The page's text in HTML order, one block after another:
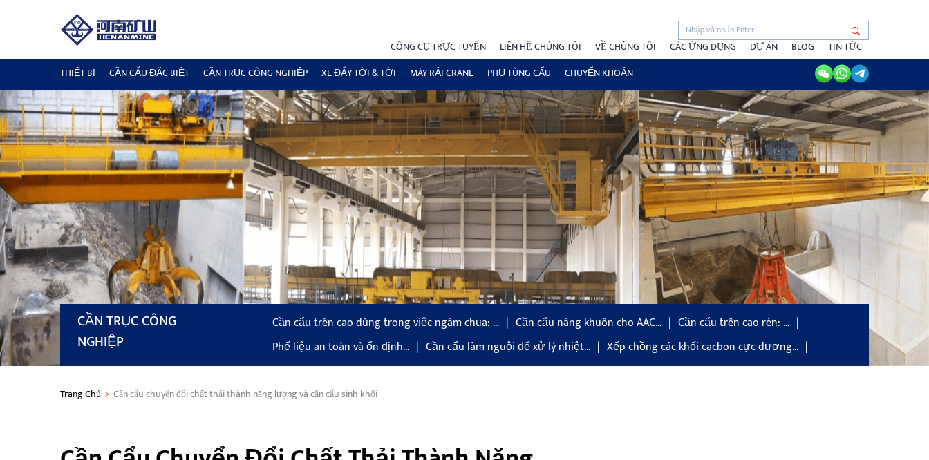
CÔNG CỤ TRỰC TUYẾN LIÊN HỆ CHÚNG TÔI VỀ CHÚNG TÔI CÁC ỨNG DỤNG DỰ ÁN BLOG
TIN TỨC
THIẾT BỊ
CẦN CẨU ĐẶC BIỆT CẦN TRỤC CÔNG NGHIỆP XE ĐẨY TỜI & TỜI MÁY RẢI CRANE PHỤ TÙNG CẨU CHUYỂN KHOẢN
CẦN TRỤC CÔNG
NGHIỆP
Cần cẩu trên cao dùng trong việc ngâm chua: … Cần cẩu nâng khuôn cho AAC…
Cần cẩu trên cao rèn: …
Phế liệu an toàn và ổn định…
Cần cẩu làm nguội để xử lý nhiệt… Xếp chồng các khối cacbon cực dương…
Trang Chủ Cần cẩu chuyển đổi chất thải thành năng lượng và cần cẩu sinh khối